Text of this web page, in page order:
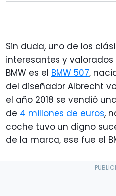
Sin duda, uno de los
interesantes y
BMW es el BMW 507,
del diseñador Albrecht
el año 2018 se vendió
de 4 millones de euros,
coche tuvo un digno
de la marca, ese fue el